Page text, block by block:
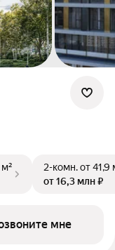
2-комн.от 41,9
от 16,3 млн ₽
мне